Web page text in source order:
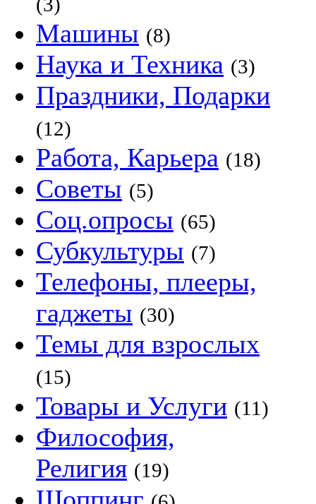
Машины (8)
Наука и Техника (3)
Праздники, Подарки
(12)
Работа, Карьера (18)
Советы (5)
Соц.опросы (65)
Субкультуры (7)
Телефоны, плееры,
гаджеты (30)
Темы для взрослых
(15)
Товары и Услуги (11)
Философия,
Религия (19)